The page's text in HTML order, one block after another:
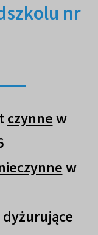
nr
czynnew
w